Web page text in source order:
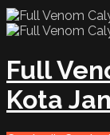
Full
Kota